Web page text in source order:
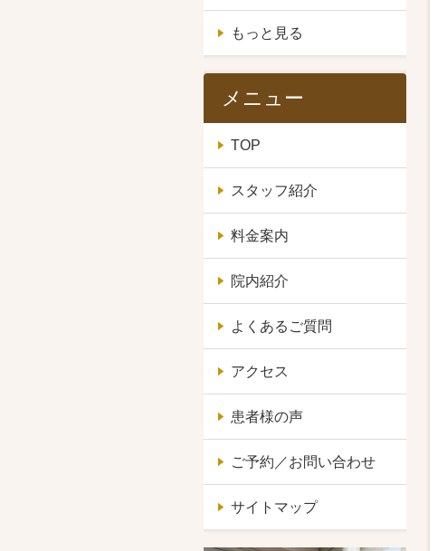
もっと見る
メニュー
TOP
スタッフ紹介
料金案内
院内紹介
よくあるご質問
アクセス
患者様の声
ご予約／お問い合わせ
サイトマップ